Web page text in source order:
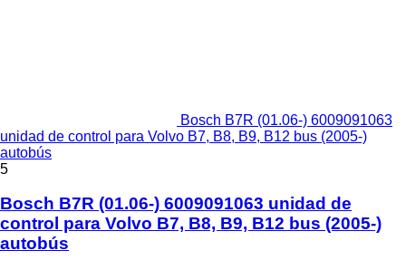
Bosch B7R (01.06-) 6009091063
unidad de control para Volvo B7, B8, B9, B12 bus (2005-)
autobús
5
Bosch B7R (01.06-) 6009091063 unidad de
control para Volvo B7, B8, B9, B12 bus (2005-)
autobús